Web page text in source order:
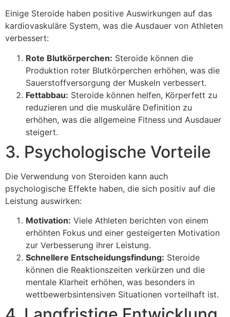
Einige Steroide haben positive Auswirkungen auf das
kardiovaskuläre System, was die Ausdauer von Athleten
verbessert:
Rote Blutkörperchen: Steroide können die
Produktion roter Blutkörperchen erhöhen, was die
Sauerstoffversorgung der Muskeln verbessert.
Fettabbau: Steroide können helfen, Körperfett zu
reduzieren und die muskuläre Definition zu
erhöhen, was die allgemeine Fitness und Ausdauer
steigert.
3. Psychologische Vorteile
Die Verwendung von Steroiden kann auch
psychologische Effekte haben, die sich positiv auf die
Leistung auswirken:
Motivation: Viele Athleten berichten von einem
erhöhten Fokus und einer gesteigerten Motivation
zur Verbesserung ihrer Leistung.
Schnellere Entscheidungsfindung: Steroide
können die Reaktionszeiten verkürzen und die
mentale Klarheit erhöhen, was besonders in
wettbewerbsintensiven Situationen vorteilhaft ist.